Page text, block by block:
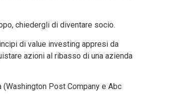
chiedergli di diventare socio.
di value investing appresi da
azioni al ribasso di una azienda
Post Company e Abc